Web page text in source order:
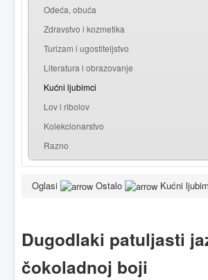
Odeća, obuća
Zdravstvo i kozmetika
Turizam i ugostiteljstvo
Literatura i obrazovanje
Kućni ljubimci
Lov i ribolov
Kolekcionarstvo
Razno
Oglasi Ostalo Kućni
Dugodlaki patuljasti
čokoladnoj boji